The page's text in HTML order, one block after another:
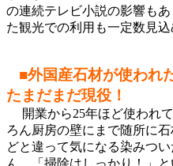
の連続テレビ小説の影響も
た観光での利用も一定数見込
■外国産石材が使われ
たまだまだ現役！
開業から25年ほど使われ
ろん厨房の壁にまで随所に
どと違って気になる染みつ